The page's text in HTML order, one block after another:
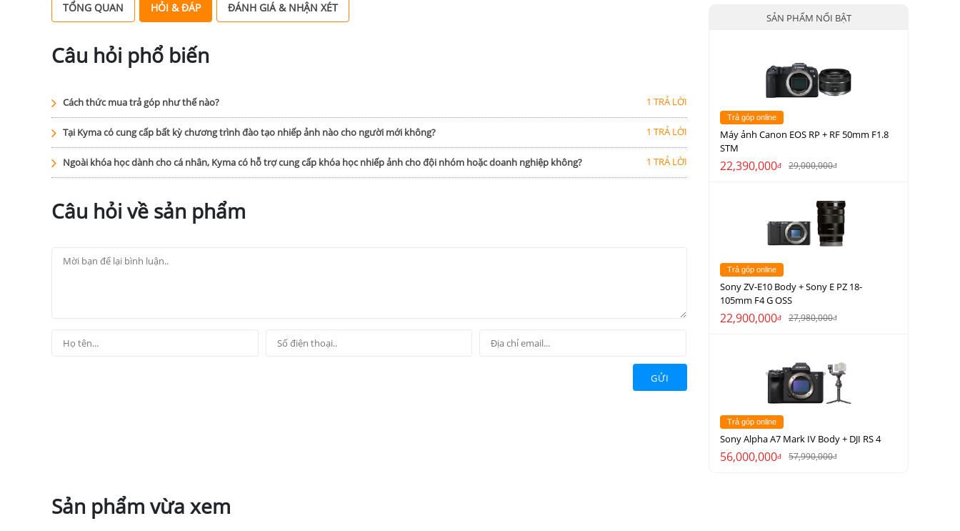
TỔNG QUAN HỎI & ĐÁP ĐÁNH GIÁ & NHẬN XÉT
Câu hỏi phổ biến
Cách thức mua trả góp như thế nào? 1 TRẢ LỜI
Tại Kyma có cung cấp bất kỳ chương trình đào tạo nhiếp ảnh nào cho người mới không? 1 TRẢ LỜI
Ngoài khóa học dành cho cá nhân, Kyma có hỗ trợ cung cấp khóa học nhiếp ảnh cho đội nhóm hoặc doanh nghiệp không? 1 TRẢ LỜI
Câu hỏi về sản phẩm
GỬI
SẢN PHẨM NỔI BẬT
Trả góp online
Máy ảnh Canon EOS RP + RF 50mm F1.8
STM
22,390,000đ 29,000,000đ
Trả góp online
Sony ZV-E10 Body + Sony E PZ 18-
105mm F4 G OSS
22,900,000đ 27,980,000đ
Trả góp online
Sony Alpha A7 Mark IV Body + DJI RS 4
56,000,000đ 57,990,000đ
Sản phẩm vừa xem